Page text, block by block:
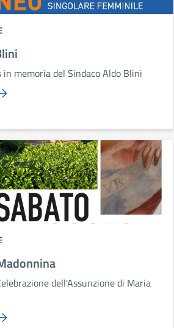
memoria del Sindaco Aldo Blini
dell'Assunzione di Maria